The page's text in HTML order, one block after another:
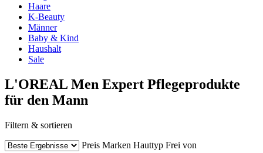
Haare
K-Beauty
Männer
Baby & Kind
Haushalt
Sale
L'OREAL Men Expert Pflegeprodukte
für den Mann
Filtern & sortieren
Preis Marken Hauttyp Frei von